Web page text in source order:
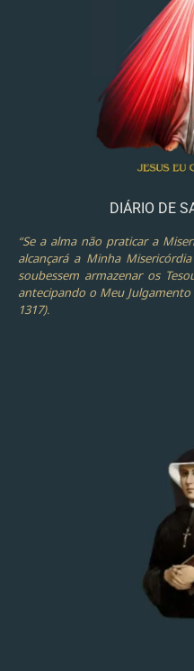
DIÁRIO DE
“Se a alma não praticar a
alcançará a Minha
soubessem armazenar os
antecipando o Meu
1317).